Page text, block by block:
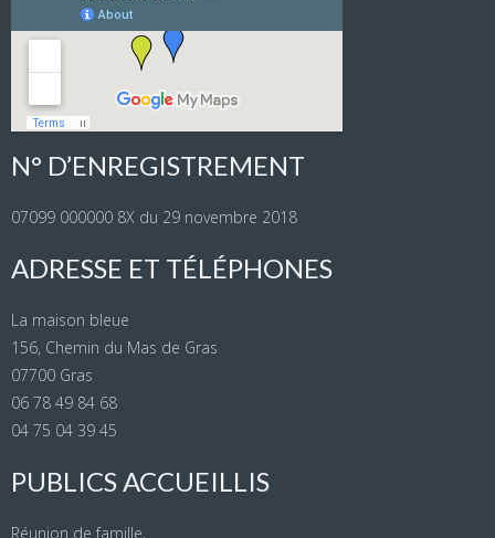
N° D’ENREGISTREMENT
07099 000000 8X du 29 novembre 2018
ADRESSE ET TÉLÉPHONES
La maison bleue
156, Chemin du Mas de Gras
07700 Gras
06 78 49 84 68
04 75 04 39 45
PUBLICS ACCUEILLIS
Réunion de famille,